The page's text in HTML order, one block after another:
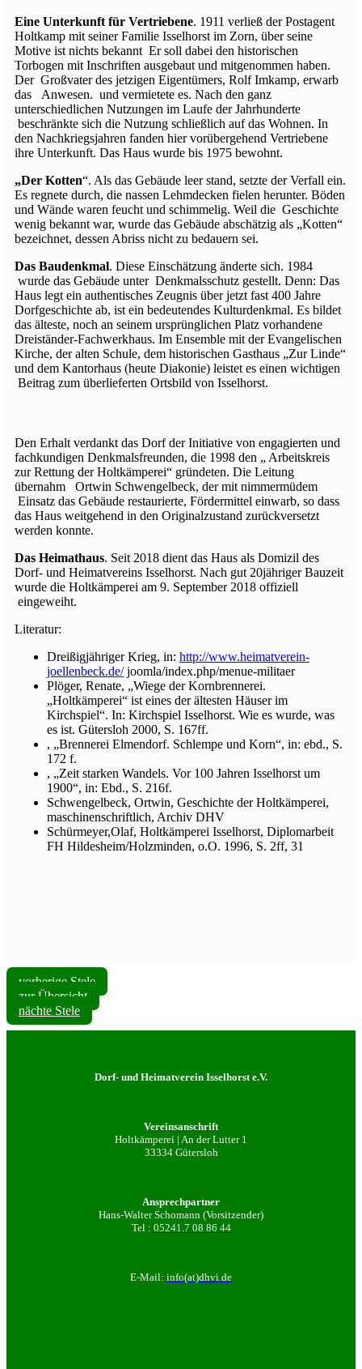
Eine Unterkunft für Vertriebene. 1911 verließ der Postagent
Holtkamp mit seiner Familie Isselhorst im Zorn, über seine
Motive ist nichts bekannt Er soll dabei den historischen
Torbogen mit Inschriften ausgebaut und mitgenommen haben.
Der Großvater des jetzigen Eigentümers, Rolf Imkamp, erwarb
das Anwesen. und vermietete es. Nach den ganz
unterschiedlichen Nutzungen im Laufe der Jahrhunderte
beschränkte sich die Nutzung schließlich auf das Wohnen. In
den Nachkriegsjahren fanden hier vorübergehend Vertriebene
ihre Unterkunft. Das Haus wurde bis 1975 bewohnt.
„Der Kotten“. Als das Gebäude leer stand, setzte der Verfall ein.
Es regnete durch, die nassen Lehmdecken fielen herunter. Böden
und Wände waren feucht und schimmelig. Weil die Geschichte
wenig bekannt war, wurde das Gebäude abschätzig als „Kotten“
bezeichnet, dessen Abriss nicht zu bedauern sei.
Das Baudenkmal. Diese Einschätzung änderte sich. 1984
wurde das Gebäude unter Denkmalsschutz gestellt. Denn: Das
Haus legt ein authentisches Zeugnis über jetzt fast 400 Jahre
Dorfgeschichte ab, ist ein bedeutendes Kulturdenkmal. Es bildet
das älteste, noch an seinem ursprünglichen Platz vorhandene
Dreiständer-Fachwerkhaus. Im Ensemble mit der Evangelischen
Kirche, der alten Schule, dem historischen Gasthaus „Zur Linde“
und dem Kantorhaus (heute Diakonie) leistet es einen wichtigen
Beitrag zum überlieferten Ortsbild von Isselhorst.
Den Erhalt verdankt das Dorf der Initiative von engagierten und
fachkundigen Denkmalsfreunden, die 1998 den „ Arbeitskreis
zur Rettung der Holtkämperei“ gründeten. Die Leitung
übernahm Ortwin Schwengelbeck, der mit nimmermüdem
Einsatz das Gebäude restaurierte, Fördermittel einwarb, so dass
das Haus weitgehend in den Originalzustand zurückversetzt
werden konnte.
Das Heimathaus. Seit 2018 dient das Haus als Domizil des
Dorf- und Heimatvereins Isselhorst. Nach gut 20jähriger Bauzeit
wurde die Holtkämperei am 9. September 2018 offiziell
eingeweiht.
Literatur:
Dreißigjähriger Krieg, in: http://www.heimatverein-
joellenbeck.de/joomla/index.php/menue-militaer
Plöger, Renate, „Wiege der Kornbrennerei.
„Holtkämperei“ ist eines der ältesten Häuser im
Kirchspiel“. In: Kirchspiel Isselhorst. Wie es wurde, was
es ist. Gütersloh 2000, S. 167ff.
, „Brennerei Elmendorf. Schlempe und Korn“, in: ebd., S.
172 f.
, „Zeit starken Wandels. Vor 100 Jahren Isselhorst um
1900“, in: Ebd., S. 216f.
Schwengelbeck, Ortwin, Geschichte der Holtkämperei,
maschinenschriftlich, Archiv DHV
Schürmeyer,Olaf, Holtkämperei Isselhorst, Diplomarbeit
FH Hildesheim/Holzminden, o.O. 1996, S. 2ff, 31
vorherige Stele
zur Übersicht
nächte Stele
Dorf- und Heimatverein Isselhorst e.V.
Vereinsanschrift
Holtkämperei | An der Lutter 1
33334 Gütersloh
Ansprechpartner
Hans-Walter Schomann (Vorsitzender)
Tel : 05241.7 08 86 44
E-Mail: info(at)dhvi.de